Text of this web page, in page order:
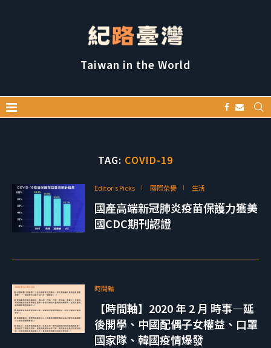
Taiwan in the World
TAG: COVID-19
Editor's Picks 國際榮譽 生活
國產高端新冠肺炎疫苗保護力獲美
國CDC期刊認證
時間軸
【時間軸】2020 年 2 月 時事—延
後開學、中國配偶子女權益、口罩
國家隊、韓國疫情爆發